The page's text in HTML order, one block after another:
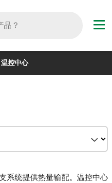
温控中心
系统提供热量输配。温控中心